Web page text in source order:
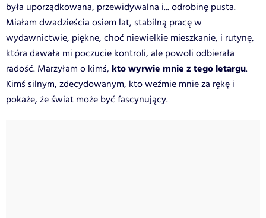
była uporządkowana, przewidywalna i... odrobinę pusta.
Miałam dwadzieścia osiem lat, stabilną pracę w
wydawnictwie, piękne, choć niewielkie mieszkanie, i rutynę,
która dawała mi poczucie kontroli, ale powoli odbierała
radość. Marzyłam o kimś, kto wyrwie mnie z tego letargu.
Kimś silnym, zdecydowanym, kto weźmie mnie za rękę i
pokaże, że świat może być fascynujący.